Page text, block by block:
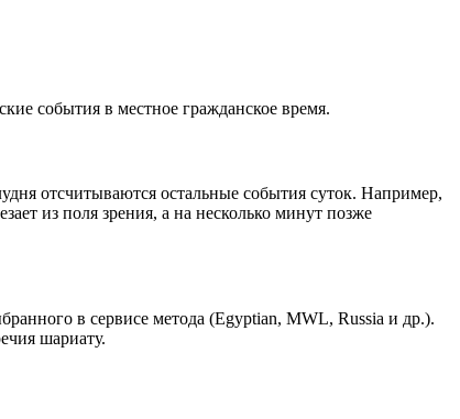
события в местное гражданское время.
отсчитываются остальные события суток. Например,
из поля зрения, а на несколько минут позже
в сервисе метода (Egyptian, MWL, Russia и др.).
шариату.